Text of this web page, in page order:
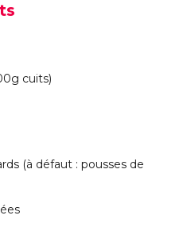
cuits)
(à défaut : pousses de